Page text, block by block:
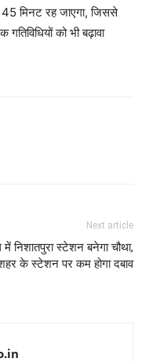
मिनट रह जाएगा, जिससे
को भी बढ़ावा
Next article
में निशातपुरा स्टेशन बनेगा चौथा,
के स्टेशन पर कम होगा दबाव